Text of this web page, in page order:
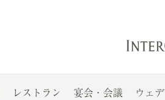
レストラン 宴会・会議 ウェ